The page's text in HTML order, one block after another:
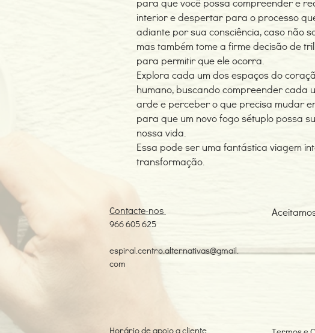
interior e despertar para o processo
adiante por sua consciência, caso não
mas também tome a firme decisão de
para permitir que ele ocorra.
Explora cada um dos espaços do
humano, buscando compreender cada
arde e perceber o que precisa mudar
para que um novo fogo sétuplo possa
nossa vida.
Essa pode ser uma fantástica viagem
transformação.
Contacte-nos
966 605 625
espiral.centro.alternativas@gmail.
com
Horário de apoio a cliente